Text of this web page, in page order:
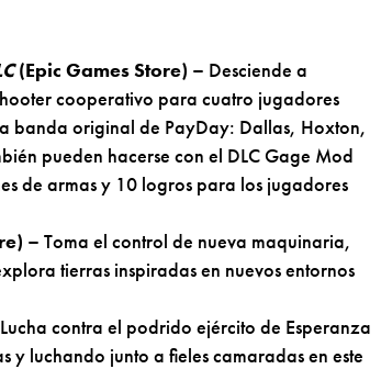
(Epic Games Store) – Desciende a
cooperativo para cuatro jugadores
banda original de PayDay: Dallas, Hoxton,
pueden hacerse con el DLC Gage Mod
de armas y 10 logros para los jugadores
–Toma el control de nueva maquinaria,
tierras inspiradas en nuevos entornos
Lucha contra el podrido ejército de Esperanza
luchando junto a fieles camaradas en este